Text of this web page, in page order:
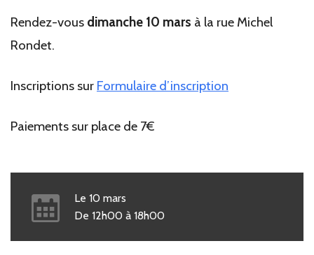
Rendez-vous dimanche 10 mars à la rue Michel
Rondet.
Inscriptions sur Formulaire d’inscription
Paiements sur place de 7€
Le 10 mars
De 12h00 à 18h00